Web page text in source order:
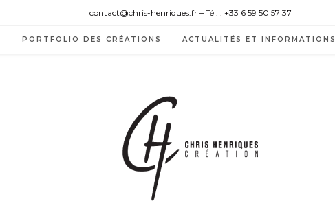
contact@chris-henriques.fr – Tél. : +33 6 59 50 57 37
PORTFOLIO DES CRÉATIONS ACTUALITÉS ET INFORMATIONS